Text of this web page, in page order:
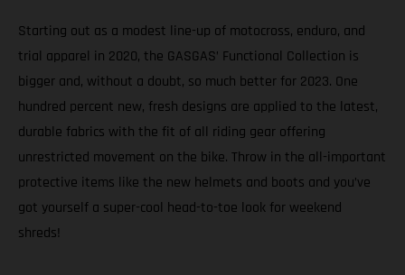
Starting out as a modest line-up of motocross, enduro, and
trial apparel in 2020, the GASGAS’ Functional Collection is
bigger and, without a doubt, so much better for 2023. One
hundred percent new, fresh designs are applied to the latest,
durable fabrics with the fit of all riding gear offering
unrestricted movement on the bike. Throw in the all-important
protective items like the new helmets and boots and you’ve
got yourself a super-cool head-to-toe look for weekend
shreds!